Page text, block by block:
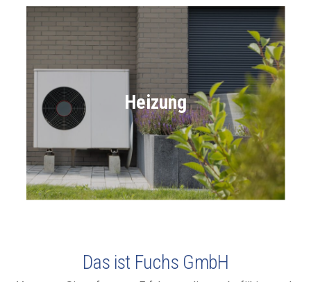
Heizung
Das ist Fuchs GmbH